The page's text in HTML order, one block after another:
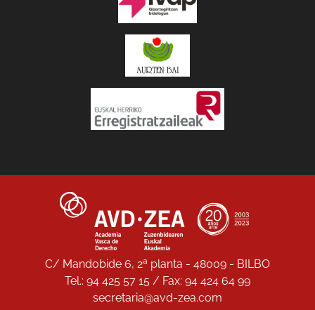
C/ Mandobide 6, 2ª planta - 48009 - BILBO
Tel.: 94 425 57 15 / Fax: 94 424 64 99
secretaria@avd-zea.com